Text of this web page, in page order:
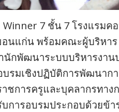
7 ชั้น 7 โรงแรมค
นแก่น พร้อมคณะผู้บริหา
กพัฒนาระบบบริหารงา
รมเชิงปฏิบัติการพัฒนาก
การครูและบุคลากรทาง
การอบรมประกอบด้วยข้า